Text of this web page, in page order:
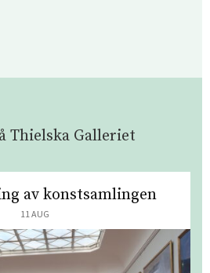
Thielska Galleriet
av konstsamlingen
11 AUG